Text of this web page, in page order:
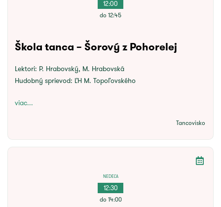
12:00
do 12:45
Škola tanca – Šorový z Pohorelej
Lektori: P. Hrabovský, M. Hrabovská
Hudobný sprievod: ĽH M. Topoľovského
viac...
Tancovisko
NEDEĽA
12:30
do 14:00